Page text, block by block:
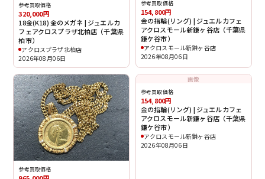
参考買取価格
320,000円
18金(K18) 金のメガネ | ジュエルカ
フェアクロスプラザ北柏店（千葉県
柏市）
アクロスプラザ北柏店
2026年08月06日
参考買取価格
154,800円
金の指輪(リング) | ジュエルカフェ
アクロスモール新鎌ヶ谷店（千葉県
鎌ケ谷市）
アクロスモール新鎌ヶ谷店
2026年08月06日
参考買取価格
画像
参考買取価格
154,800円
金の指輪(リング) | ジュエルカフェ
アクロスモール新鎌ヶ谷店（千葉県
鎌ケ谷市）
アクロスモール新鎌ヶ谷店
2026年08月06日